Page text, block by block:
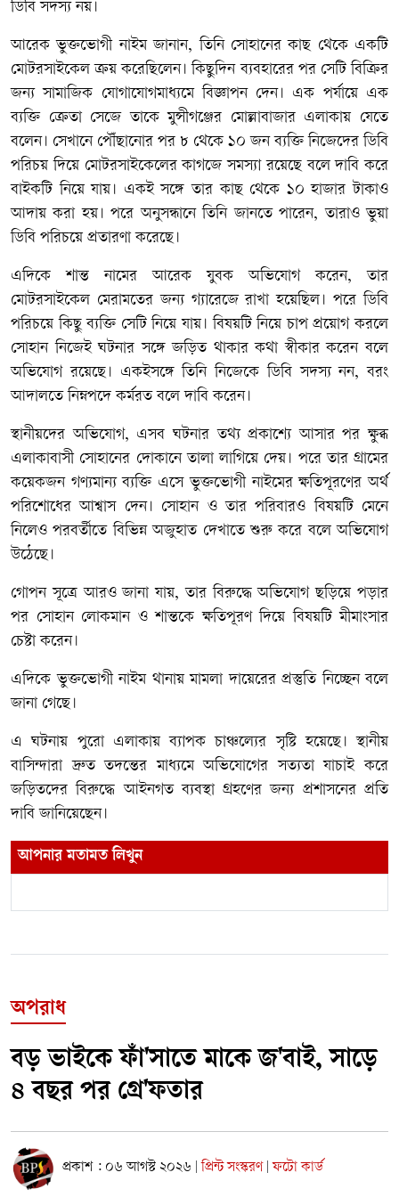
ডিবি সদস্য নয়।
আরেক ভুক্তভোগী নাইম জানান, তিনি সোহানের কাছ থেকে একটি
মোটরসাইকেল ক্রয় করেছিলেন। কিছুদিন ব্যবহারের পর সেটি বিক্রির
জন্য সামাজিক যোগাযোগমাধ্যমে বিজ্ঞাপন দেন। এক পর্যায়ে এক
ব্যক্তি ক্রেতা সেজে তাকে মুন্সীগঞ্জের মোল্লাবাজার এলাকায় যেতে
বলেন। সেখানে পৌঁছানোর পর ৮ থেকে ১০ জন ব্যক্তি নিজেদের ডিবি
পরিচয় দিয়ে মোটরসাইকেলের কাগজে সমস্যা রয়েছে বলে দাবি করে
বাইকটি নিয়ে যায়। একই সঙ্গে তার কাছ থেকে ১০ হাজার টাকাও
আদায় করা হয়। পরে অনুসন্ধানে তিনি জানতে পারেন, তারাও ভুয়া
ডিবি পরিচয়ে প্রতারণা করেছে।
এদিকে শান্ত নামের আরেক যুবক অভিযোগ করেন, তার
মোটরসাইকেল মেরামতের জন্য গ্যারেজে রাখা হয়েছিল। পরে ডিবি
পরিচয়ে কিছু ব্যক্তি সেটি নিয়ে যায়। বিষয়টি নিয়ে চাপ প্রয়োগ করলে
সোহান নিজেই ঘটনার সঙ্গে জড়িত থাকার কথা স্বীকার করেন বলে
অভিযোগ রয়েছে। একইসঙ্গে তিনি নিজেকে ডিবি সদস্য নন, বরং
আদালতে নিম্নপদে কর্মরত বলে দাবি করেন।
স্থানীয়দের অভিযোগ, এসব ঘটনার তথ্য প্রকাশ্যে আসার পর ক্ষুব্ধ
এলাকাবাসী সোহানের দোকানে তালা লাগিয়ে দেয়। পরে তার গ্রামের
কয়েকজন গণ্যমান্য ব্যক্তি এসে ভুক্তভোগী নাইমের ক্ষতিপূরণের অর্থ
পরিশোধের আশ্বাস দেন। সোহান ও তার পরিবারও বিষয়টি মেনে
নিলেও পরবর্তীতে বিভিন্ন অজুহাত দেখাতে শুরু করে বলে অভিযোগ
উঠেছে।
গোপন সূত্রে আরও জানা যায়, তার বিরুদ্ধে অভিযোগ ছড়িয়ে পড়ার
পর সোহান লোকমান ও শান্তকে ক্ষতিপূরণ দিয়ে বিষয়টি মীমাংসার
চেষ্টা করেন।
এদিকে ভুক্তভোগী নাইম থানায় মামলা দায়েরের প্রস্তুতি নিচ্ছেন বলে
জানা গেছে।
এ ঘটনায় পুরো এলাকায় ব্যাপক চাঞ্চল্যের সৃষ্টি হয়েছে। স্থানীয়
বাসিন্দারা দ্রুত তদন্তের মাধ্যমে অভিযোগের সত্যতা যাচাই করে
জড়িতদের বিরুদ্ধে আইনগত ব্যবস্থা গ্রহণের জন্য প্রশাসনের প্রতি
দাবি জানিয়েছেন।
আপনার মতামত লিখুন
অপরাধ
বড় ভাইকে ফাঁ'সাতে মাকে জ'বাই, সাড়ে
৪ বছর পর গ্রে'ফতার
প্রকাশ : ০৬ আগস্ট ২০২৬ প্রিন্ট সংস্করণ ফটো কার্ড